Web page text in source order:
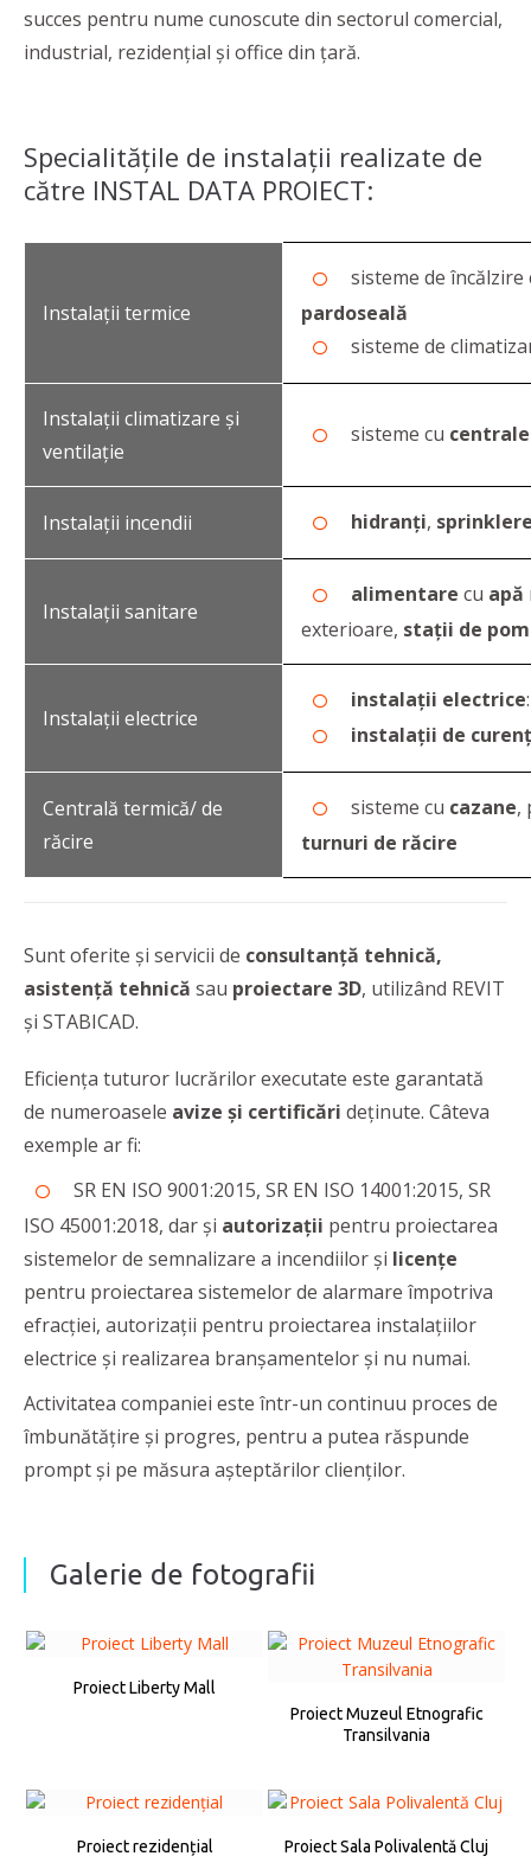
succes pentru nume cunoscute din sectorul comercial,
industrial, rezidențial și office din țară.
Specialitățile de instalații realizate de
către INSTAL DATA PROIECT:
Instalații termice
sisteme de
pardoseală
sisteme de
Instalații climatizare și
ventilație
sisteme cu
Instalații incendii hidranți,
Instalații sanitare
alimentare cu apă
exterioare, stații de
Instalații electrice
instalații electrice
instalații de
Centrală termică/ de
răcire
sisteme cu cazane,
turnuri de răcire
Sunt oferite și servicii de consultanță tehnică,
asistență tehnică sau proiectare 3D, utilizând REVIT
și STABICAD.
Eficienţa tuturor lucrărilor executate este garantată
de numeroasele avize și certificări deținute. Câteva
exemple ar fi:
SR EN ISO 9001:2015, SR EN ISO 14001:2015, SR
ISO 45001:2018, dar și autorizații pentru proiectarea
sistemelor de semnalizare a incendiilor și licențe
pentru proiectarea sistemelor de alarmare împotriva
efracției, autorizații pentru proiectarea instalațiilor
electrice și realizarea branșamentelor și nu numai.
Activitatea companiei este într-un continuu proces de
îmbunătățire și progres, pentru a putea răspunde
prompt și pe măsura așteptărilor clienților.
Galerie de fotografii
Proiect Liberty Mall
Proiect Muzeul Etnografic
Transilvania
Proiect rezidențial Proiect Sala Polivalentă Cluj